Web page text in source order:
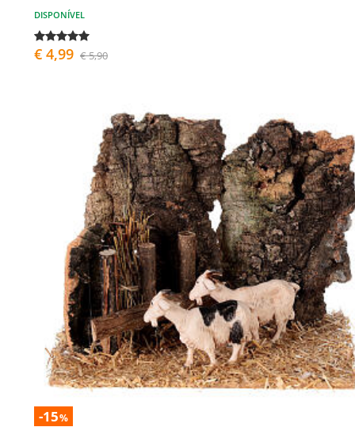
DISPONÍVEL
€ 4,99 € 5,90
-15%